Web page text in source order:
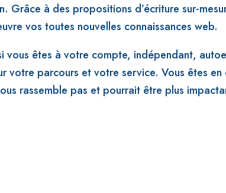
Grâce à des propositions d’écriture sur-
vos toutes nouvelles connaissances web.
vous êtes à votre compte, indépendant,
votre parcours et votre service. Vous êtes
rassemble pas et pourrait être plus